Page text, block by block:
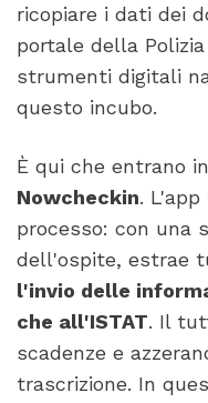
ricopiare i dati dei
portale della
strumenti digitali
questo incubo.
È qui che entrano
Nowcheckin.
processo: con una
dell'ospite, estrae
l'invio delle
che all'ISTAT. Il
scadenze e
trascrizione. In